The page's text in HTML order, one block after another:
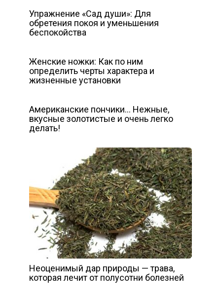
Упражнение «Сад души»: Для
обретения покоя и уменьшения
беспокойства
Женские ножки: Как по ним
определить черты характера и
жизненные установки
Американские пончики… Нежные,
вкусные золотистые и очень легко
делать!
Неоценимый дар природы — трава,
которая лечит от полусотни болезней